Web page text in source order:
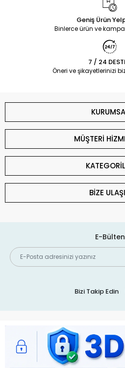
Geniş Ürün
Binlerce ürün ve
7 / 24
Öneri ve şikayetlerinizi
MÜŞTERİ
BİZE
E-Bülten
Bizi Takip Edin